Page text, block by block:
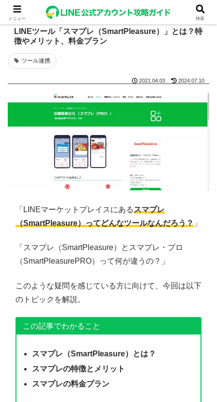
LINEツール「スマプレ（SmartPleasure）」とは？特
徴やメリット、料金プラン
ツール連携
2021.04.03 2024.07.10
「LINEマーケットプレイスにあるスマプレ
（SmartPleasure）ってどんなツールなんだろう？ 」
「スマプレ（SmartPleasure）とスマプレ・プロ
（SmartPleasurePRO）って何が違うの？」
このような疑問を感じている方に向けて、今回は以下
のトピックを解説。
この記事でわかること
スマプレ（SmartPleasure）とは？
スマプレの特徴とメリット
スマプレの料金プラン
メニュー 検索